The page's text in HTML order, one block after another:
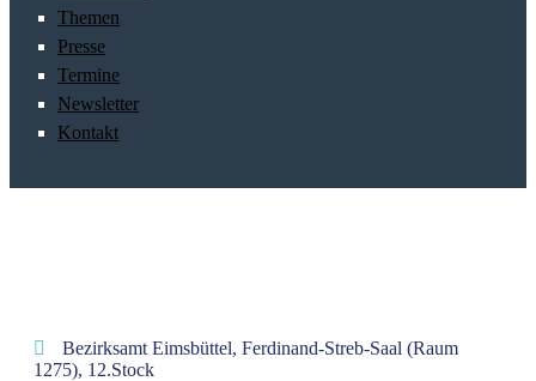
Themen
Presse
Termine
Newsletter
Kontakt
Bezirksamt Eimsbüttel, Ferdinand-Streb-Saal (Raum
1275), 12.Stock